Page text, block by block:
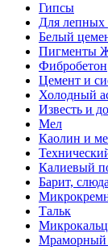
Гипсы
Для лепных
Белый
Пигменты
Фибробетон
Цемент и
Холодный
Известь и
Мел
Каолин и
Калиевый
Барит,
Тальк
Мраморный